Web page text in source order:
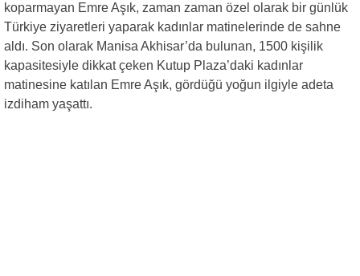
koparmayan Emre Aşık, zaman zaman özel olarak bir günlük
Türkiye ziyaretleri yaparak kadınlar matinelerinde de sahne
aldı. Son olarak Manisa Akhisar’da bulunan, 1500 kişilik
kapasitesiyle dikkat çeken Kutup Plaza’daki kadınlar
matinesine katılan Emre Aşık, gördüğü yoğun ilgiyle adeta
izdiham yaşattı.